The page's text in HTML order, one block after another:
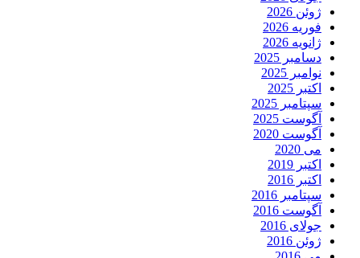
ژوئن 2026
فوریه 2026
ژانویه 2026
دسامبر 2025
نوامبر 2025
اکتبر 2025
سپتامبر 2025
آگوست 2025
آگوست 2020
می 2020
اکتبر 2019
اکتبر 2016
سپتامبر 2016
آگوست 2016
جولای 2016
ژوئن 2016